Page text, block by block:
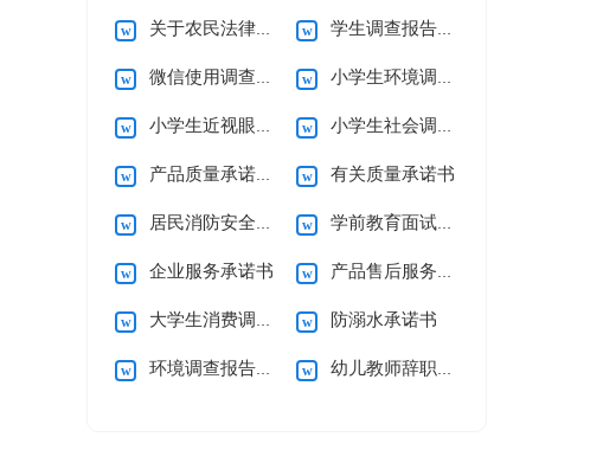
关于农民法律意识的调查报告 学生调查报告集合15篇
微信使用调查报告 小学生环境调查报告(15篇)
小学生近视眼调查报告10篇 小学生社会调查报告
产品质量承诺书15篇 有关质量承诺书
居民消防安全的承诺书 学前教育面试自我介绍
企业服务承诺书 产品售后服务承诺书(15篇)
大学生消费调查报告 防溺水承诺书
环境调查报告(集合15篇) 幼儿教师辞职信15篇